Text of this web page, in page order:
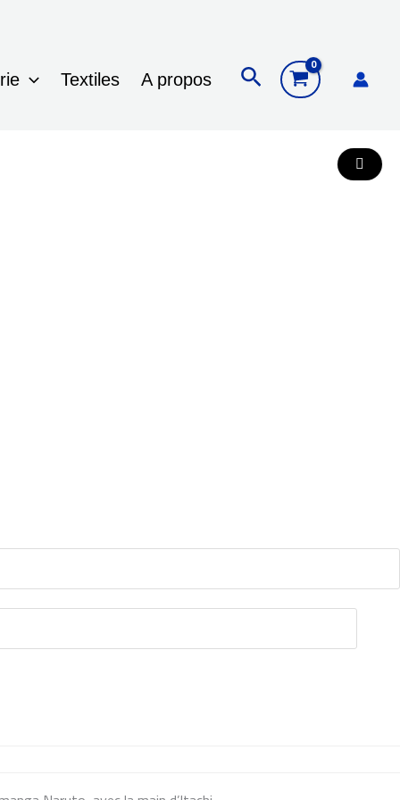
Textiles A propos Rechercher